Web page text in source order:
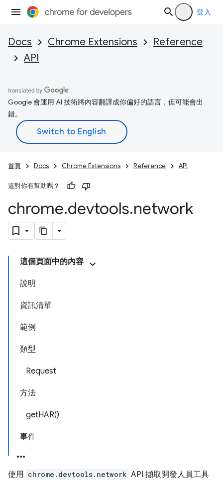
登入
Docs Chrome Extensions
Reference
API
Google 會運用 AI 技術將內容翻譯成你偏好的語言，但可能會出
錯。
首頁 Docs Chrome Extensions Reference API
這對你有幫助嗎？
chrome.devtools.network
這個頁面中的內容
說明
資訊清單
範例
類型
Request
方法
getHAR()
事件
使用 chrome.devtools.network API 擷取開發人員工具